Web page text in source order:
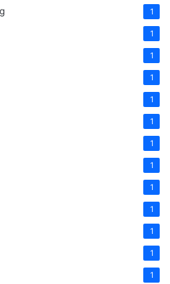
1
1
1
1
1
1
1
1
1
1
1
1
1